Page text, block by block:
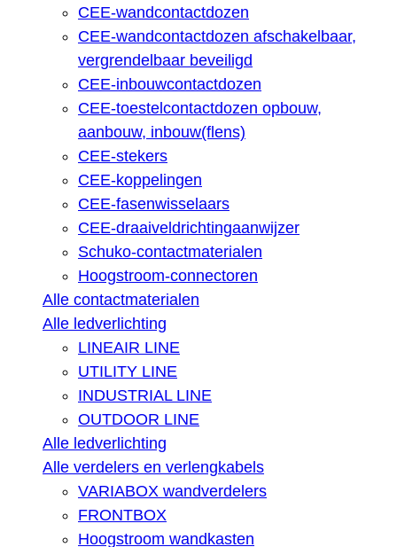
CEE-wandcontactdozen
CEE-wandcontactdozen afschakelbaar,
vergrendelbaar beveiligd
CEE-inbouwcontactdozen
CEE-toestelcontactdozen opbouw,
aanbouw, inbouw(flens)
CEE-stekers
CEE-koppelingen
CEE-fasenwisselaars
CEE-draaiveldrichtingaanwijzer
Schuko-contactmaterialen
Hoogstroom-connectoren
Alle contactmaterialen
Alle ledverlichting
LINEAIR LINE
UTILITY LINE
INDUSTRIAL LINE
OUTDOOR LINE
Alle ledverlichting
Alle verdelers en verlengkabels
VARIABOX wandverdelers
FRONTBOX
Hoogstroom wandkasten